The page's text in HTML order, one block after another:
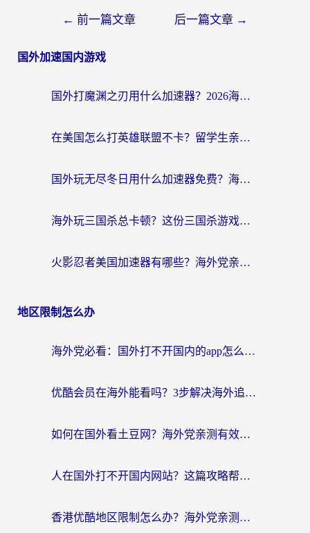
← 前一篇文章 后一篇文章 →
国外加速国内游戏
国外打魔渊之刃用什么加速器？2026海外玩家国服游戏加速全攻略（附闪耀暖暖&复苏的魔女避坑指南）
在美国怎么打英雄联盟不卡？留学生亲测的国服游戏加速全攻略
国外玩无尽冬日用什么加速器免费？海外党国服游戏加速避坑指南
海外玩三国杀总卡顿？这份三国杀游戏加速器指南帮你告别延迟烦恼
火影忍者美国加速器有哪些？海外党亲测的国服游戏加速全攻略（含菲律宾玩三国之刃守望黎明技巧）
地区限制怎么办
海外党必看：国外打不开国内的app怎么办？3步解决你的乡愁
优酷会员在海外能看吗？3步解决海外追剧难题，附实测好用加速器推荐
如何在国外看土豆网？海外党亲测有效的追剧加速器选择指南
人在国外打不开国内网站？这篇攻略帮你无缝解锁国内资源（附交管12123使用技巧）
香港优酷地区限制怎么办？海外党亲测有效的追剧解决方案